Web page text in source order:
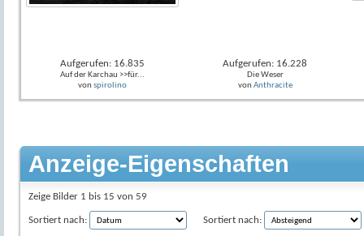
Aufgerufen: 16.835
Auf der Karchau >>für...
von spirolino
Aufgerufen: 16.228
Die Weser
von Anthracite
Anzeige-Eigenschaften
Zeige Bilder 1 bis 15 von 59
Sortiert nach: Sortiert nach: